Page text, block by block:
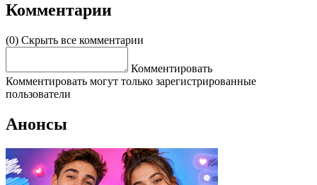
Комментарии
(0) Скрыть все комментарии
Комментировать
Комментировать могут только зарегистрированные
пользователи
Анонсы